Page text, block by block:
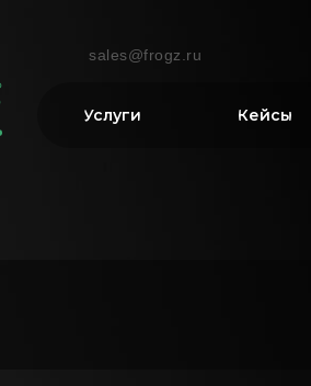
Услуги Кейсы
sales@frogz.ru